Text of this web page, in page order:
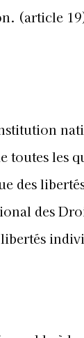
(article
les
des
des